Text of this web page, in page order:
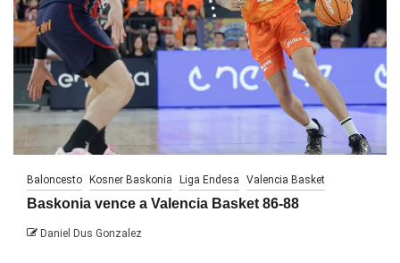
Baloncesto Kosner Baskonia Liga Endesa Valencia Basket
Baskonia vence a Valencia Basket 86-88
Daniel Dus Gonzalez